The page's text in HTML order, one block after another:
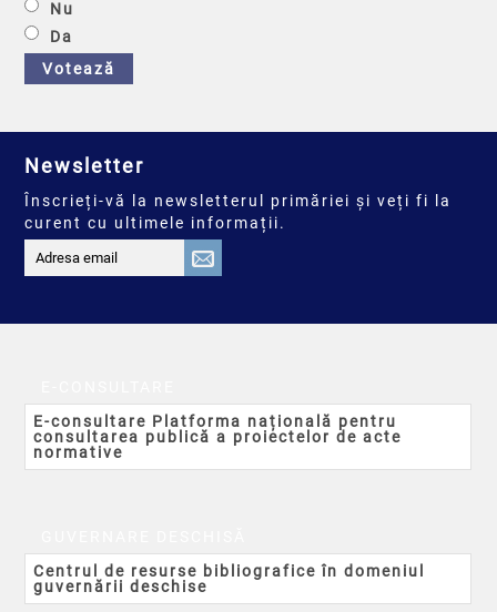
Nu
Da
Votează
Newsletter
Înscrieți-vă la newsletterul primăriei și veți fi la
curent cu ultimele informații.
E-consultare Platforma națională pentru
consultarea publică a proiectelor de acte
normative
Centrul de resurse bibliografice în domeniul
guvernării deschise